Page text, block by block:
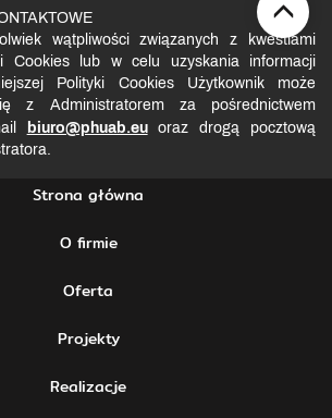
wątpliwości związanych z kwestiami
Cookies lub w celu uzyskania informacji
Polityki Cookies Użytkownik może
z Administratorem za pośrednictwem
biuro@phuab.euoraz drogą pocztową
Strona główna
O firmie
Oferta
Projekty
Realizacje